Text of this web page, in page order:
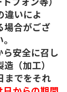
違いによ
場合がござ
安全に召し
（加工）
までをそれ